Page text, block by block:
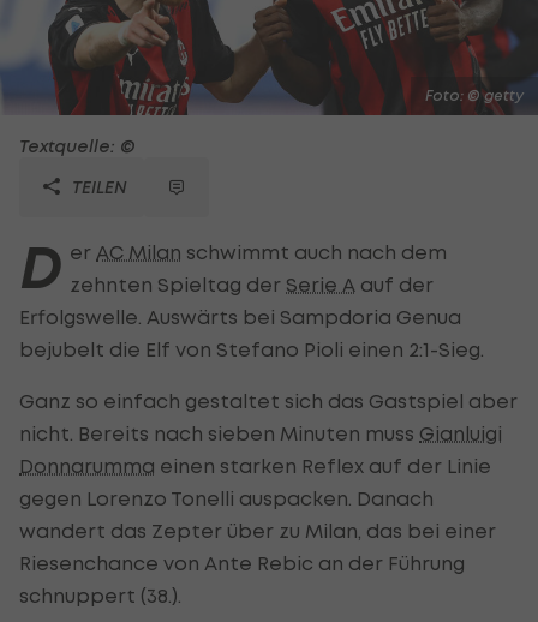
Foto: © getty
Textquelle: ©
TEILEN
D er AC Milan schwimmt auch nach dem
zehnten Spieltag der Serie A auf der
Erfolgswelle. Auswärts bei Sampdoria Genua
bejubelt die Elf von Stefano Pioli einen 2:1-Sieg.
Ganz so einfach gestaltet sich das Gastspiel aber
nicht. Bereits nach sieben Minuten muss Gianluigi
Donnarumma einen starken Reflex auf der Linie
gegen Lorenzo Tonelli auspacken. Danach
wandert das Zepter über zu Milan, das bei einer
Riesenchance von Ante Rebic an der Führung
schnuppert (38.).